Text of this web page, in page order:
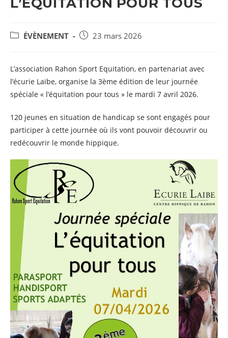
POSTÉVÈNEMENT
Post 23 mars 2026
L’association Rahon Sport Equitation, en partenariat avec
l’écurie Laibe, organise la 3ème édition de leur journée
spéciale « l’équitation pour tous » le mardi 7 avril 2026.
120 jeunes en situation de handicap se sont engagés pour
participer à cette journée où ils vont pouvoir découvrir ou
redécouvrir le monde hippique.